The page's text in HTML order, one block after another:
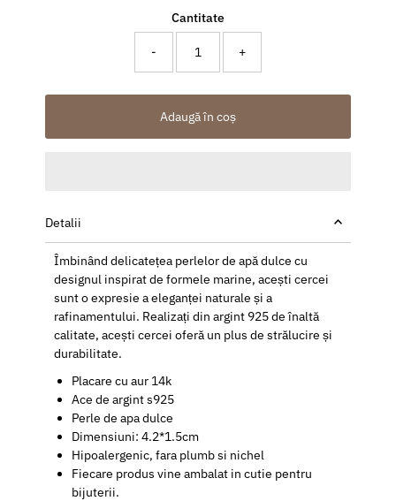
Cantitate
- +
Adaugă în coș
Detalii
Îmbinând delicatețea perlelor de apă dulce cu
designul inspirat de formele marine, acești cercei
sunt o expresie a eleganței naturale și a
rafinamentului. Realizați din argint 925 de înaltă
calitate, acești cercei oferă un plus de strălucire și
durabilitate.
Placare cu aur 14k
Ace de argint s925
Perle de apa dulce
Dimensiuni: 4.2*1.5cm
Hipoalergenic, fara plumb si nichel
Fiecare produs vine ambalat in cutie pentru
bijuterii.